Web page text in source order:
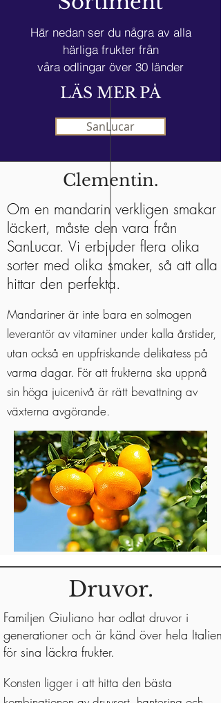
Här nedan ser du några av alla
härliga frukter från
våra odlingar över 30 länder
LÄS MER PÅ
SanLucar
Clementin.
Om en mandarin verkligen smakar
läckert, måste den vara från
SanLucar. Vi erbjuder flera olika
sorter med olika smaker, så att alla
hittar den perfekta.
Mandariner är inte bara en solmogen
leverantör av vitaminer under kalla årstider,
utan också en uppfriskande delikatess på
varma dagar. För att frukterna ska uppnå
sin höga juicenivå är rätt bevattning av
växterna avgörande.
Druvor.
Familjen Giuliano har odlat druvor i
generationer och är känd över hela Italien
för sina läckra frukter.
Konsten ligger i att hitta den bästa